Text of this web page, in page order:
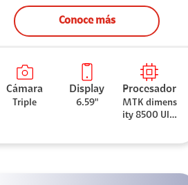
Conoce más
Cámara
Triple
Display
6.59"
Procesador
MTK dimens
ity 8500 Ultr